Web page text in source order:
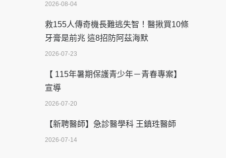
2026-08-04
救155人傳奇機長難逃失智！醫揪買10條
牙膏是前兆 這8招防阿茲海默
2026-07-23
【 115年暑期保護青少年－青春專案】
宣導
2026-07-20
【新聘醫師】急診醫學科 王鎮珄醫師
2026-07-14